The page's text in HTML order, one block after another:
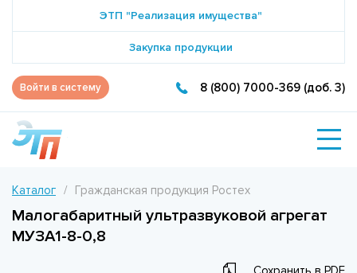
ЭТП "Реализация имущества"
Закупка продукции
Войти в систему 8 (800) 7000-369 (доб. 3)
Каталог Гражданская продукция Ростех
Малогабаритный ультразвуковой агрегат
МУЗА1-8-0,8